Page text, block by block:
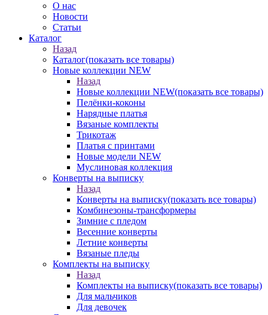
О нас
Новости
Статьи
Каталог
Назад
Каталог(показать все товары)
Новые коллекции NEW
Назад
Новые коллекции NEW(показать все товары)
Пелёнки-коконы
Нарядные платья
Вязаные комплекты
Трикотаж
Платья с принтами
Новые модели NEW
Муслиновая коллекция
Конверты на выписку
Назад
Конверты на выписку(показать все товары)
Комбинезоны-трансформеры
Зимние с пледом
Весенние конверты
Летние конверты
Вязаные пледы
Комплекты на выписку
Назад
Комплекты на выписку(показать все товары)
Для мальчиков
Для девочек